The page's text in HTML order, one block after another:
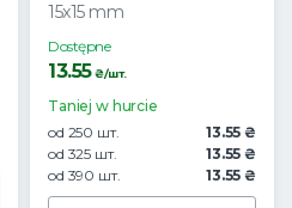
15x15 mm
Dostępne
13.55₴/шт.
Taniej w hurcie
od 250 шт.
13.55 ₴
od 325 шт.
13.55 ₴
od 390 шт.
13.55 ₴